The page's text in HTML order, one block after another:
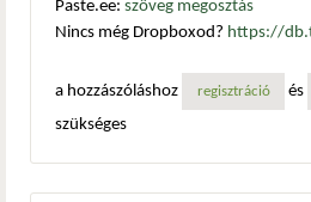
Paste.ee: szöveg megosztás
Nincs még Dropboxod? https://
a hozzászóláshoz
regisztráció és
szükséges